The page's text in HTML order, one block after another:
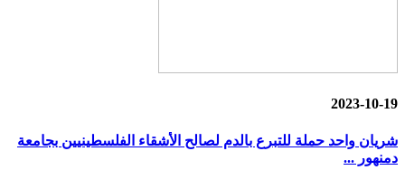
2023-10-19
شريان واحد حملة للتبرع بالدم لصالح الأشقاء الفلسطينيين بجامعة
دمنهور ...